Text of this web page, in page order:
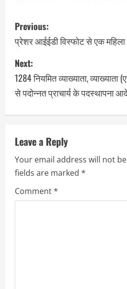
Previous:
प्रेशर आईईडी विस्फाेट से एक
Next:
1284 नियमित व्याख्याता,
से पदोन्नत प्राचार्य के पदस्थापना
Leave a Reply
Your email address will not
fields are marked *
Comment*